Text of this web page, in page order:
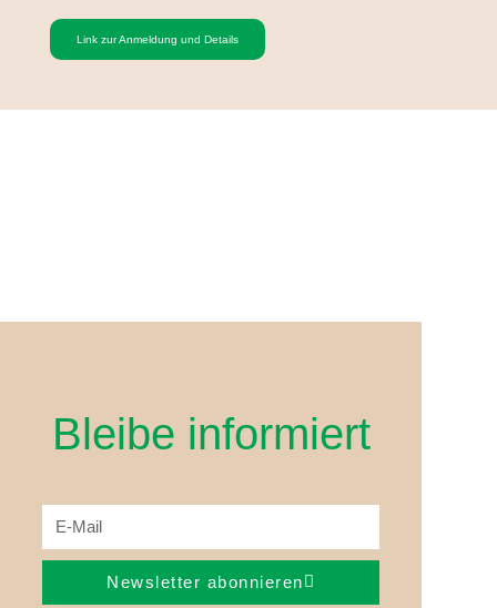
Link zur Anmeldung und Details
Bleibe informiert
Newsletter abonnieren